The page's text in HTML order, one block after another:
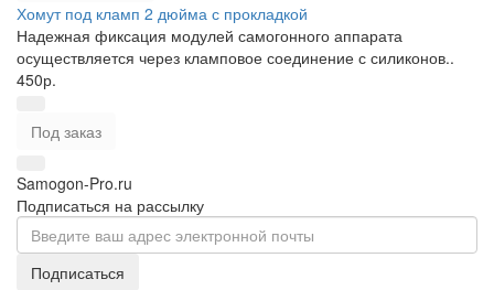
Хомут под кламп 2 дюйма с прокладкой
Надежная фиксация модулей самогонного аппарата
осуществляется через кламповое соединение с силиконов..
450р.
Под заказ
Samogon-Pro.ru
Подписаться на рассылку
Подписаться